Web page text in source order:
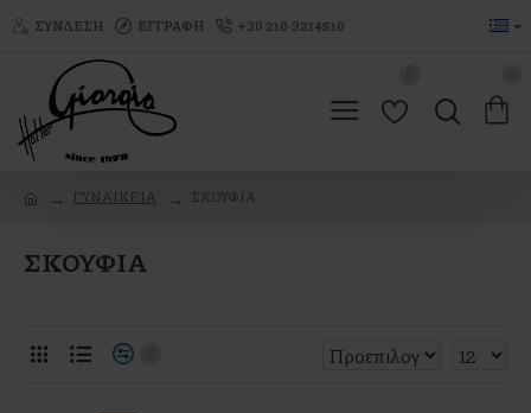
ΣΎΝΔΕΣΗ ΕΓΓΡΑΦΉ +30 210-3214510
ΓΥΝΑΙΚΕΙΑ ΣΚΟΥΦΙΑ
ΣΚΟΥΦΙΑ